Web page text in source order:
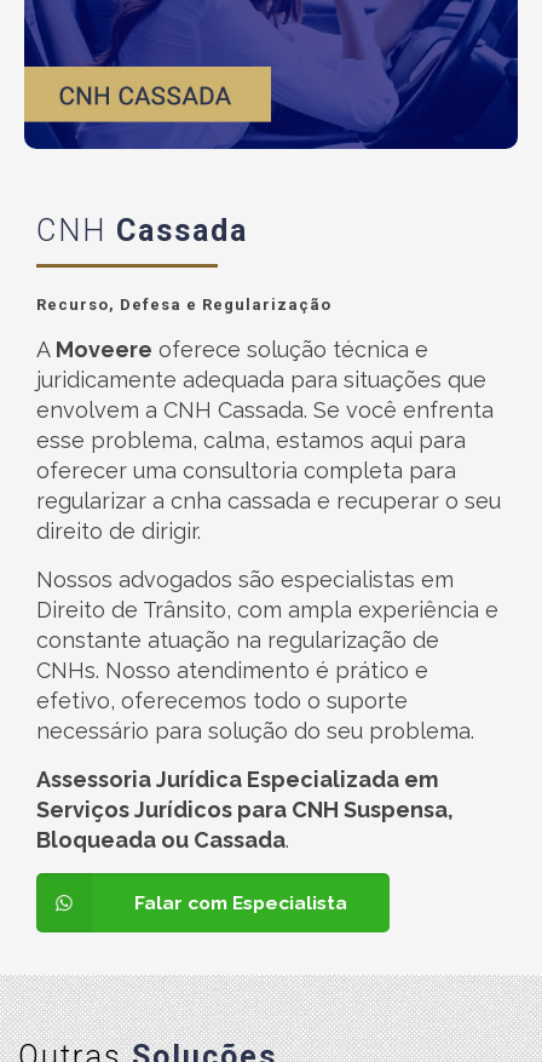
CNH Cassada
Recurso, Defesa e Regularização
A Moveere oferece solução técnica e
juridicamente adequada para situações que
envolvem a CNH Cassada. Se você enfrenta
esse problema, calma, estamos aqui para
oferecer uma consultoria completa para
regularizar a cnha cassada e recuperar o seu
direito de dirigir.
Nossos advogados são especialistas em
Direito de Trânsito, com ampla experiência e
constante atuação na regularização de
CNHs. Nosso atendimento é prático e
efetivo, oferecemos todo o suporte
necessário para solução do seu problema.
Assessoria Jurídica Especializada em
Serviços Jurídicos para CNH Suspensa,
Bloqueada ou Cassada.
Falar com Especialista